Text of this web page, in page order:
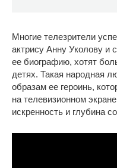
Многие телезрители
актрису Анну Уколову и
ее биографию, хотят
детях. Такая народная
образам ее героинь,
на телевизионном
искренность и глубина